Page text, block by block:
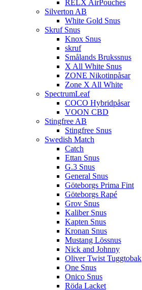
RELX AirPouches
Silverton AB
White Gold Snus
Skruf Snus
Knox Snus
skruf
Smålands Brukssnus
X All White Snus
ZONE Nikotinpåsar
Zone X All White
SpectrumLeaf
COCO Hybridpåsar
VOON CBD
Stingfree AB
Stingfree Snus
Swedish Match
Catch
Ettan Snus
G.3 Snus
General Snus
Göteborgs Prima Fint
Göteborgs Rapé
Grov Snus
Kaliber Snus
Kapten Snus
Kronan Snus
Mustang Lössnus
Nick and Johnny
Oliver Twist Tuggtobak
One Snus
Onico Snus
Röda Lacket